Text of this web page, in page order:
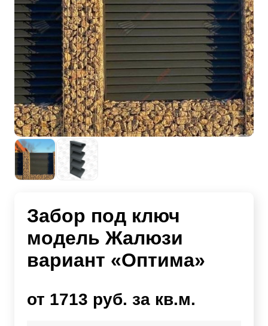
Забор под ключ
модель Жалюзи
вариант «Оптима»
от 1713 руб. за кв.м.